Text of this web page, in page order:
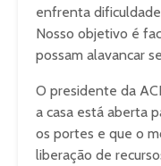
enfrenta
Nosso objetivo é
possam alavancar
O presidente da
a casa está aberta
os portes e que o
liberação de